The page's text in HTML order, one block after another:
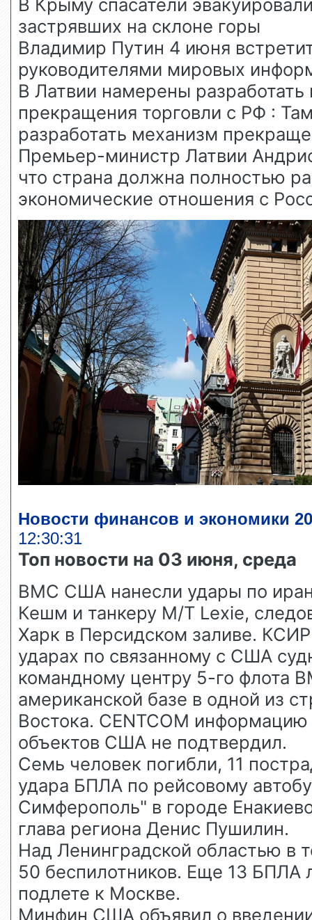
В Крыму спасатели
застрявших на склоне горы
Владимир Путин 4 июня
руководителями мировых
В Латвии намерены
прекращения торговли с РФ :
разработать механизм
Премьер-министр Латвии
что страна должна полностью
экономические отношения с
Новости финансов и экономики
12:30:31
Топ новости на 03 июня, среда
ВМС США нанесли удары по
Кешм и танкеру M/T Lexie,
Харк в Персидском заливе.
ударах по связанному с США
командному центру 5-го флота
американской базе в одной из
Востока. CENTCOM
объектов США не подтвердил.
Семь человек погибли, 11
удара БПЛА по рейсовому
Симферополь" в городе
глава региона Денис Пушилин.
Над Ленинградской областью в
50 беспилотников. Еще 13 БПЛА
подлете к Москве.
Минфин США объявил о